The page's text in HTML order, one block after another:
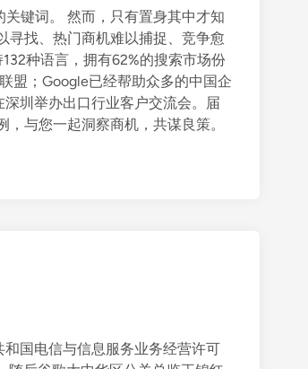
关键词。 然而，只有置身其中才知
寻找、热门商机难以捕捉、竞争愈
种语言，拥有62%的搜索市场份
盟；Google已经帮助众多的中国企
圳举办出口行业客户交流会。届
与您一起洞察商机，共谋良策。
国电信与信息服务业务经营许可